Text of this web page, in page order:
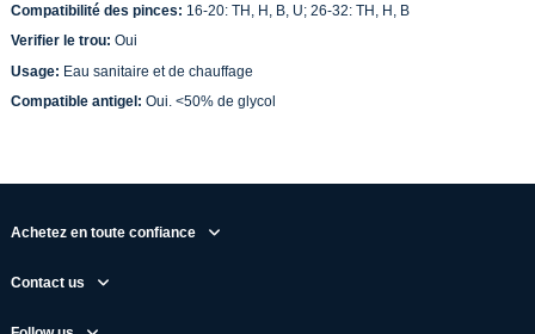
Compatibilité des pinces: 16-20: TH, H, B, U; 26-32: TH, H, B
Verifier le trou: Oui
Usage: Eau sanitaire et de chauffage
Compatible antigel: Oui. <50% de glycol
Achetez en toute confiance
Contact us